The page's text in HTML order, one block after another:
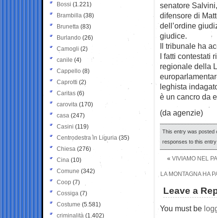
senatore
difensore di
dell’ordine
giudice.
Il tribunale ha
I fatti contestati
regionale della
leghista
è un cancro da
(da agenzie)
This entry was posted
responses to this
« VIVIAMO NEL
LA MONTAGNA HA
Leave a
You must be
Bossi (1.221)
Brambilla (38)
Brunetta (83)
Burlando (26)
Camogli (2)
canile (4)
Cappello (8)
Caprotti (2)
Caritas (6)
carovita (170)
casa (247)
Casini (119)
Centrodestra in Liguria (35)
Chiesa (276)
Cina (10)
Comune (342)
Coop (7)
Cossiga (7)
Costume (5.581)
criminalità (1.402)